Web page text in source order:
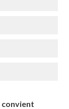
convient